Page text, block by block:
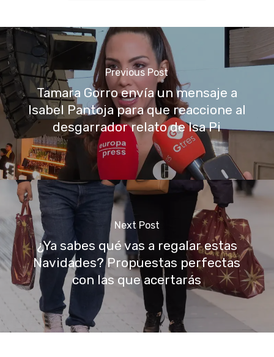
Previous Post
Tamara Gorro envía un mensaje a
Isabel Pantoja para que reaccione al
desgarrador relato de Isa Pi
Next Post
¿Ya sabes qué vas a regalar estas
Navidades? Propuestas perfectas
con las que acertarás